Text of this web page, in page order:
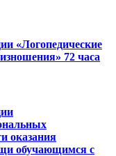
«Логопедические
72 часа
оказания
обучающимся с